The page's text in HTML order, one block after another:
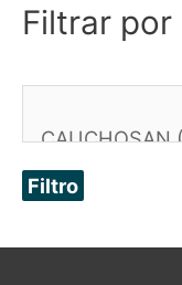
Filtrar por
Filtro